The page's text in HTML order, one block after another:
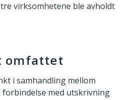
virksomhetene ble avholdt
omfattet
i samhandling mellom
med utskrivning